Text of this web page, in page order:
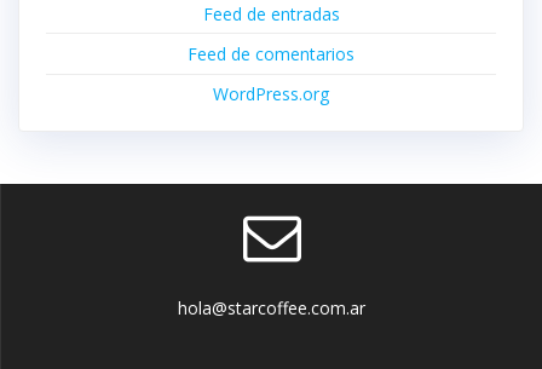
Feed de entradas
Feed de comentarios
WordPress.org
hola@starcoffee.com.ar